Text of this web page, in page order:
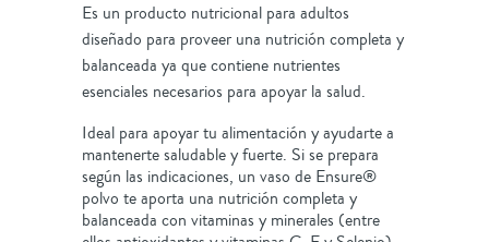
Es un producto nutricional para adultos
diseñado para proveer una nutrición completa y
balanceada ya que contiene nutrientes
esenciales necesarios para apoyar la salud.
Ideal para apoyar tu alimentación y ayudarte a
mantenerte saludable y fuerte. Si se prepara
según las indicaciones, un vaso de Ensure®
polvo te aporta una nutrición completa y
balanceada con vitaminas y minerales (entre